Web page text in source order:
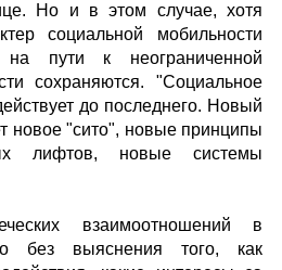
Но и в этом случае, хотя
социальной мобильности
на пути к неограниченной
сохраняются. "Социальное
до последнего. Новый
новое "сито", новые принципы
лифтов, новые системы
взаимоотношений в
без выяснения того, как